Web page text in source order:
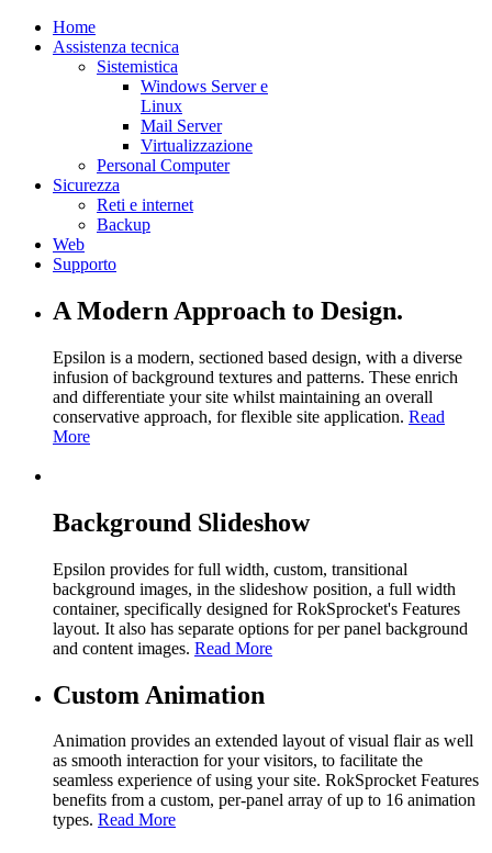
Home
Assistenza tecnica
Sistemistica
Windows Server e
Linux
Mail Server
Virtualizzazione
Personal Computer
Sicurezza
Reti e internet
Backup
Web
Supporto
A Modern Approach to Design.
Epsilon is a modern, sectioned based design, with a diverse
infusion of background textures and patterns. These enrich
and differentiate your site whilst maintaining an overall
conservative approach, for flexible site application. Read
More
Background Slideshow
Epsilon provides for full width, custom, transitional
background images, in the slideshow position, a full width
container, specifically designed for RokSprocket's Features
layout. It also has separate options for per panel background
and content images. Read More
Custom Animation
Animation provides an extended layout of visual flair as well
as smooth interaction for your visitors, to facilitate the
seamless experience of using your site. RokSprocket Features
benefits from a custom, per-panel array of up to 16 animation
types. Read More